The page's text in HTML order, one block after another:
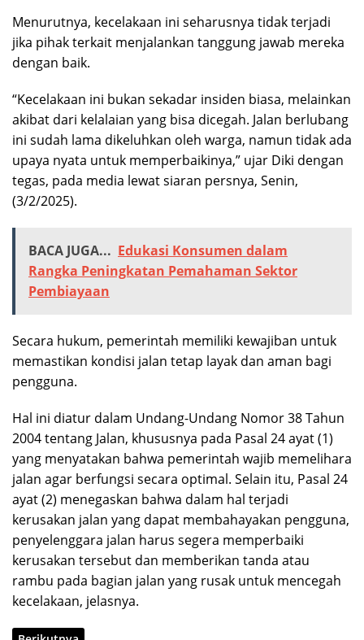
Menurutnya, kecelakaan ini seharusnya tidak terjadi
jika pihak terkait menjalankan tanggung jawab mereka
dengan baik.
“Kecelakaan ini bukan sekadar insiden biasa, melainkan
akibat dari kelalaian yang bisa dicegah. Jalan berlubang
ini sudah lama dikeluhkan oleh warga, namun tidak ada
upaya nyata untuk memperbaikinya,” ujar Diki dengan
tegas, pada media lewat siaran persnya, Senin,
(3/2/2025).
BACA JUGA... Edukasi Konsumen dalam
Rangka Peningkatan Pemahaman Sektor
Pembiayaan
Secara hukum, pemerintah memiliki kewajiban untuk
memastikan kondisi jalan tetap layak dan aman bagi
pengguna.
Hal ini diatur dalam Undang-Undang Nomor 38 Tahun
2004 tentang Jalan, khususnya pada Pasal 24 ayat (1)
yang menyatakan bahwa pemerintah wajib memelihara
jalan agar berfungsi secara optimal. Selain itu, Pasal 24
ayat (2) menegaskan bahwa dalam hal terjadi
kerusakan jalan yang dapat membahayakan pengguna,
penyelenggara jalan harus segera memperbaiki
kerusakan tersebut dan memberikan tanda atau
rambu pada bagian jalan yang rusak untuk mencegah
kecelakaan, jelasnya.